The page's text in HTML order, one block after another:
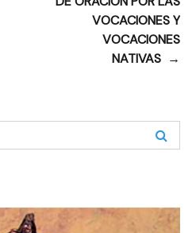
VOCACIONES Y
VOCACIONES
NATIVAS →